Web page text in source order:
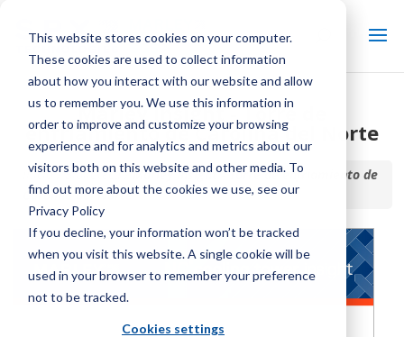
This website stores cookies on your computer.
These cookies are used to collect information
about how you interact with our website and allow
us to remember you. We use this information in
order to improve and customize your browsing
experience and for analytics and metrics about our
visitors both on this website and other media. To
find out more about the cookies we use, see our
Privacy Policy
If you decline, your information won’t be tracked
when you visit this website. A single cookie will be
used in your browser to remember your preference
not to be tracked.
Cookies settings
Marley Insight - Torre de
enfriamiento de Carolina del Norte
Inicio / Biblioteca /Marley Insight - Torre de enfriamiento de
Carolina del Norte